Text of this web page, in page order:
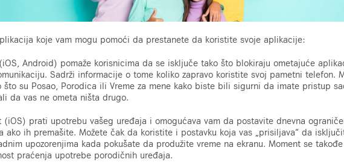
koje vam mogu pomoći da prestanete da koristite svoje aplikacije:
Android) pomaže korisnicima da se isključe tako što blokiraju ometajuće
Sadrži informacije o tome koliko zapravo koristite svoj pametni telefon.
što su Posao, Porodica ili Vreme za mene kako biste bili sigurni da imate pristup
da vas ne ometa ništa drugo.
(iOS) prati upotrebu vašeg uređaja i omogućava vam da postavite dnevna
ako ih premašite. Možete čak da koristite i postavku koja vas „prisiljava“ da
upozorenjima kada pokušate da produžite vreme na ekranu. Moment se
praćenja upotrebe porodičnih uređaja.